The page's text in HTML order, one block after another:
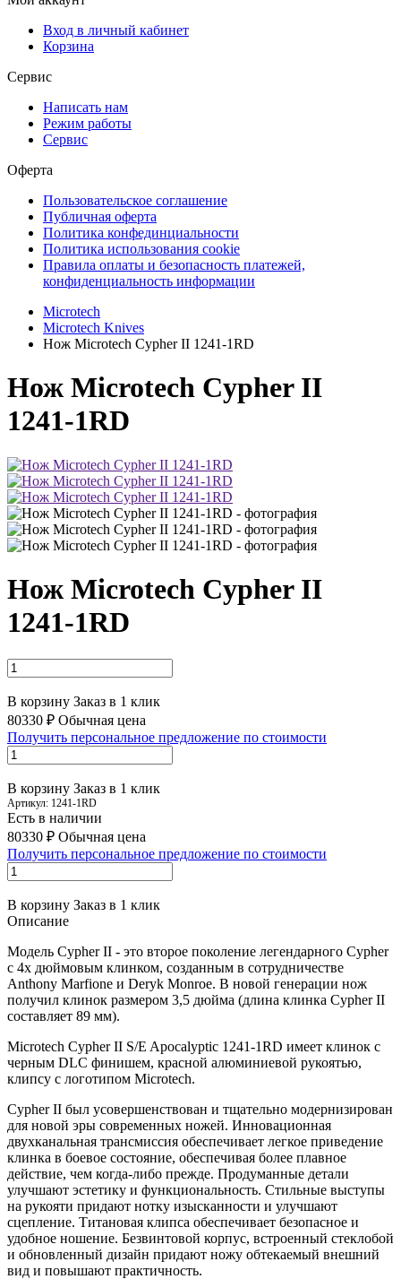
Вход в личный кабинет
Корзина
Сервис
Написать нам
Режим работы
Сервис
Оферта
Пользовательское соглашение
Публичная оферта
Политика конфединциальности
Политика использования cookie
Правила оплаты и безопасность платежей,
конфиденциальность информации
Microtech
Microtech Knives
Нож Microtech Cypher II 1241-1RD
Нож Microtech Cypher II
1241-1RD
Нож Microtech Cypher II
1241-1RD
В корзину Заказ в 1 клик
80330 ₽ Обычная цена
Получить персональное предложение по стоимости
В корзину Заказ в 1 клик
Артикул: 1241-1RD
Есть в наличии
80330 ₽ Обычная цена
Получить персональное предложение по стоимости
В корзину Заказ в 1 клик
Описание
Модель Cypher II - это второе поколение легендарного Cypher
с 4х дюймовым клинком, созданным в сотрудничестве
Anthony Marfione и Deryk Monroe. В новой генерации нож
получил клинок размером 3,5 дюйма (длина клинка Cypher II
составляет 89 мм).
Microtech Cypher II S/E Apocalyptic 1241-1RD имеет клинок с
черным DLC финишем, красной алюминиевой рукоятью,
клипсу с логотипом Microtech.
Cypher II был усовершенствован и тщательно модернизирован
для новой эры современных ножей. Инновационная
двухканальная трансмиссия обеспечивает легкое приведение
клинка в боевое состояние, обеспечивая более плавное
действие, чем когда-либо прежде. Продуманные детали
улучшают эстетику и функциональность. Стильные выступы
на рукояти придают нотку изысканности и улучшают
сцепление. Титановая клипса обеспечивает безопасное и
удобное ношение. Безвинтовой корпус, встроенный стеклобой
и обновленный дизайн придают ножу обтекаемый внешний
вид и повышают практичность.